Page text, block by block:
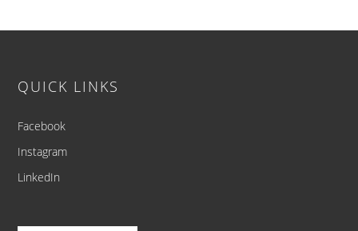
QUICK LINKS
Facebook
Instagram
LinkedIn